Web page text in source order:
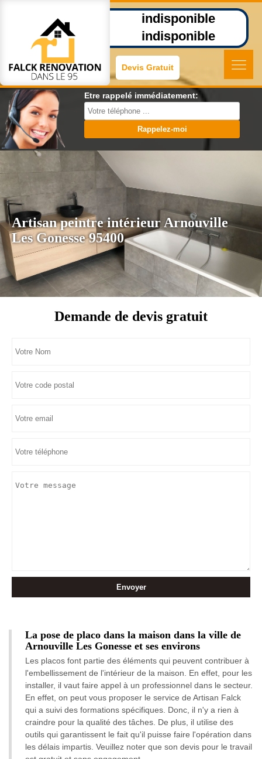
indisponible
indisponible
Devis Gratuit
Etre rappelé immédiatement:
Artisan peintre intérieur Arnouville
Les Gonesse 95400
Demande de devis gratuit
La pose de placo dans la maison dans la ville de
Arnouville Les Gonesse et ses environs
Les placos font partie des éléments qui peuvent contribuer à
l'embellissement de l'intérieur de la maison. En effet, pour les
installer, il vaut faire appel à un professionnel dans le secteur.
En effet, on peut vous proposer le service de Artisan Falck
qui a suivi des formations spécifiques. Donc, il n'y a rien à
craindre pour la qualité des tâches. De plus, il utilise des
outils qui garantissent le fait qu'il puisse faire l'opération dans
les délais impartis. Veuillez noter que son devis pour le travail